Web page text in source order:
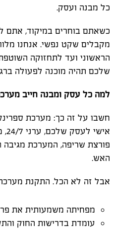
כל מבנה ועסק.
כשאתם בוחרים במיקוד, אתם
מקבלים שקט נפשי. אנחנו
הראשוני ועד לתחזוקה
שלכם תהיה מוכנה לפעולה
למה כל עסק ומבנה חייב
חשבו על זה כך: מערכת
פורצת שריפה, המערכת מגיבה
האש.
אבל זה לא הכל. התקנת
מפחיתה משמעותית את
עומדת בדרישות החוק